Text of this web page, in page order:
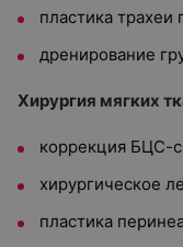
пластика трахеи
дренирование
Хирургия мягких
коррекция БЦС-
хирургическое
пластика